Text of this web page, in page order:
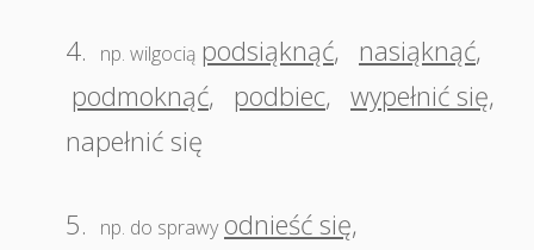
4. np. wilgocią podsiąknąć, nasiąknąć,
podmoknąć, podbiec, wypełnić się,
napełnić się
5. np. do sprawy odnieść się,